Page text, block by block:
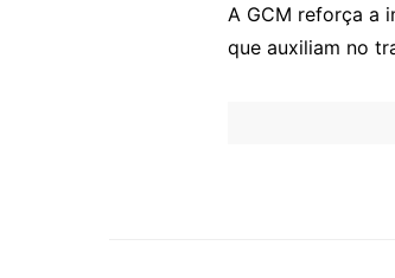
A GCM reforça a
que auxiliam no